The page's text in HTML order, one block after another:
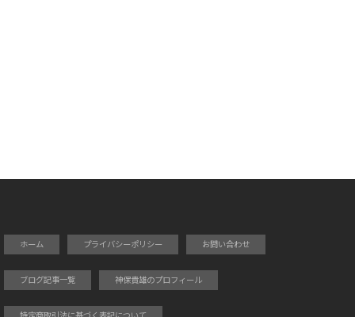
ホーム プライバシーポリシー お問い合わせ
ブログ記事一覧 神保貴雄のプロフィール